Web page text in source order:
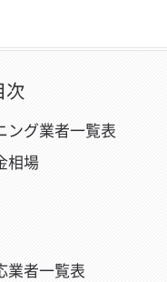
次
ング業者一覧表
相場
業者一覧表